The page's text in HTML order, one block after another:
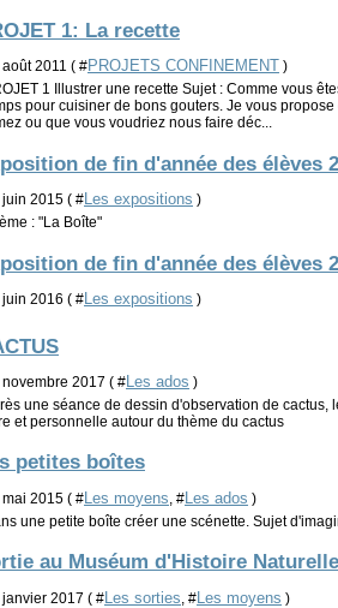
1: La recette
août 2011 ( #PROJETS CONFINEMENT )
1 Illustrer une recette Sujet : Comme vous
pour cuisiner de bons gouters. Je vous
ou que vous voudriez nous faire déc...
de fin d'année des élèves
2015 ( #Les expositions )
: "La Boîte"
de fin d'année des élèves
2016 ( #Les expositions )
2017 ( # Les ados )
une séance de dessin d'observation de
et personnelle autour du thème du cactus
petites boîtes
2015 ( # Les moyens, # Les ados )
une petite boîte créer une scénette. Sujet
au Muséum d'Histoire
2017 ( #Les sorties , #Les moyens )